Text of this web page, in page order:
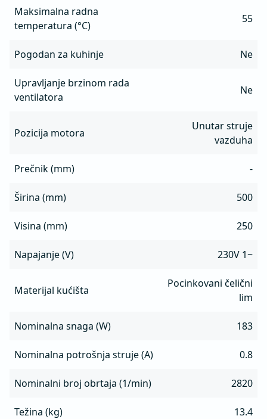
Maksimalna radna
temperatura (°C)
55
Pogodan za kuhinje Ne
Upravljanje brzinom rada
ventilatora
Ne
Pozicija motora
Unutar struje
vazduha
Prečnik (mm) -
Širina (mm) 500
Visina (mm) 250
Napajanje (V) 230V 1~
Materijal kućišta
Pocinkovani čelični
lim
Nominalna snaga (W) 183
Nominalna potrošnja struje (A) 0.8
Nominalni broj obrtaja (1/min) 2820
Težina (kg) 13.4